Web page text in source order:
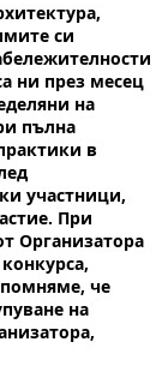
си
ни през месец
на
пълна
в
участници,
При
Организатора
че
на